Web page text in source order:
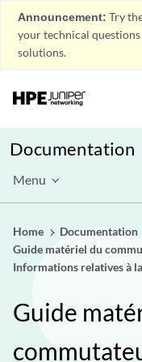
Announcement: Try
your technical
solutions.
Documentation
Menu
Home Documentation
Guide matériel du
Informations relatives à
Guide